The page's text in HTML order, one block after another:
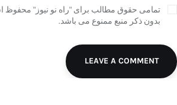
تمامی حقوق مطالب برای "راه نو نیوز" محفوظ
بدون ذکر منبع ممنوع می باشد.
LEAVE A COMMENT